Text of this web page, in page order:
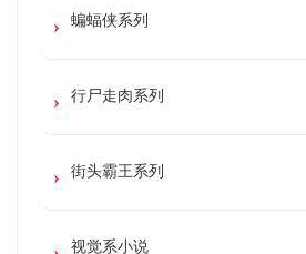
蝙蝠侠系列
行尸走肉系列
街头霸王系列
视觉系小说